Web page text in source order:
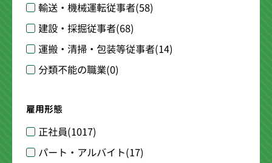
輸送・機械運転従事者(58)
建設・採掘従事者(68)
運搬・清掃・包装等従事者(14)
分類不能の職業(0)
雇用形態
正社員(1017)
パート・アルバイト(17)